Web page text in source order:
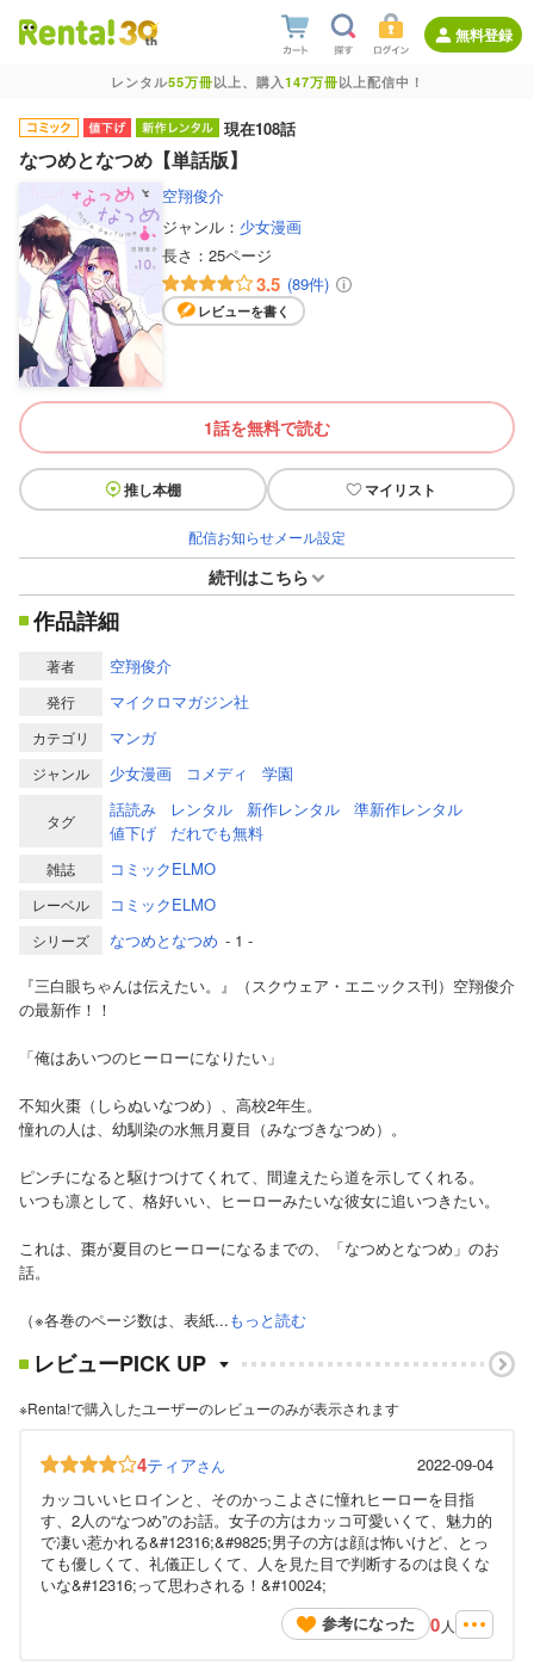
無料登録
レンタル55万冊以上、購入147万冊以上配信中！
現在108話
なつめとなつめ【単話版】
空翔俊介
ジャンル： 少女漫画
長さ： 25ページ
3.5 (89件)
レビューを書く
1話を無料で読む
推し本棚 マイリスト
配信お知らせメール設定
続刊はこちら
作品詳細
著者 空翔俊介
発行 マイクロマガジン社
カテゴリ マンガ
ジャンル 少女漫画 コメディ 学園
タグ
話読み レンタル 新作レンタル
準新作レンタル
値下げ
だれでも無料
雑誌 コミックELMO
レーベル コミックELMO
シリーズ なつめとなつめ - 1 -
『三白眼ちゃんは伝えたい。』（スクウェア・エニックス刊）空翔俊介
の最新作！！
「俺はあいつのヒーローになりたい」
不知火棗（しらぬいなつめ）、高校2年生。
憧れの人は、幼馴染の水無月夏目（みなづきなつめ）。
ピンチになると駆けつけてくれて、間違えたら道を示してくれる。
いつも凛として、格好いい、ヒーローみたいな彼女に追いつきたい。
これは、棗が夏目のヒーローになるまでの、「なつめとなつめ」のお
話。
（※各巻のページ数は、表紙...もっと読む
レビューPICK UP
※Renta!で購入したユーザーのレビューのみが表示されます
4ティアさん
2022-09-04
カッコいいヒロインと、そのかっこよさに憧れヒーローを目指
す、2人の“なつめ”のお話。女子の方はカッコ可愛いくて、魅力的
で凄い惹かれる&#12316;&#9825;男子の方は顔は怖いけど、とっ
ても優しくて、礼儀正しくて、人を見た目で判断するのは良くな
いな&#12316;って思わされる！&#10024;
参考になった
0 人